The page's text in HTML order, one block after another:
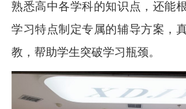
熟悉高中各学科的知识点，还能
学习特点制定专属的辅导方案，
教，帮助学生突破学习瓶颈。